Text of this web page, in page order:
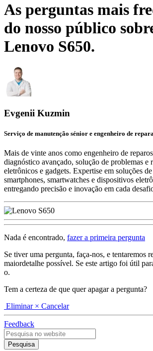
As perguntas mais
do nosso público
Lenovo S650.
Evgenii Kuzmin
Serviço de manutenção sénior e engenheiro de
Mais de vinte anos como engenheiro de
diagnóstico avançado, solução de problemas e
eletrônicos e gadgets. Expertise em soluções
smartphones, smartwatches e dispositivos
entregando precisão e inovação em cada
Nada é encontrado, fazer a primeira pergunta
Se tiver uma pergunta, faça-nos, e tentaremos
maiordetalhe possível. Se este artigo foi útil
o.
Tem a certeza de que quer apagar a pergunta?
Eliminar × Cancelar
Feedback